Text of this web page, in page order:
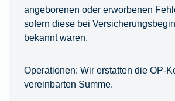
angeborenen oder erworbenen
sofern diese bei
bekannt waren.
Operationen: Wir erstatten die OP-
vereinbarten Summe.